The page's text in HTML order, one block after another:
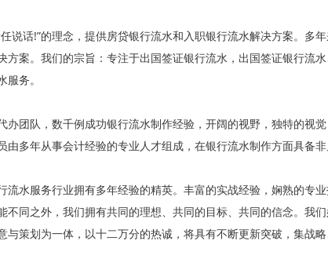
说话!”的理念，提供房贷银行流水和入职银行流水解决方案。多
方案。我们的宗旨：专注于出国签证银行流水，出国签证银行流
务。
办团队，数千例成功银行流水制作经验，开阔的视野，独特的视
由多年从事会计经验的专业人才组成，在银行流水制作方面具备
流水服务行业拥有多年经验的精英。丰富的实战经验，娴熟的专
不同之外，我们拥有共同的理想、共同的目标、共同的信念。我
与策划为一体，以十二万分的热诚，将具有不断更新突破，集战